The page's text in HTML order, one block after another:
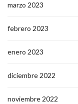
marzo 2023
febrero 2023
enero 2023
diciembre 2022
noviembre 2022